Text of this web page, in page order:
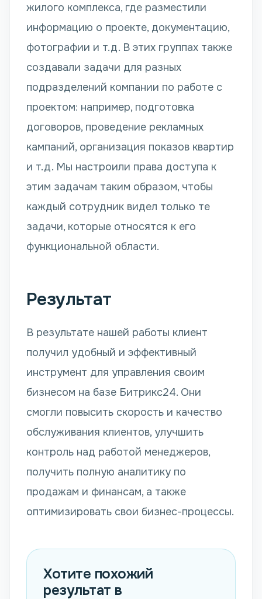
жилого комплекса, где разместили
информацию о проекте, документацию,
фотографии и т.д. В этих группах также
создавали задачи для разных
подразделений компании по работе с
проектом: например, подготовка
договоров, проведение рекламных
кампаний, организация показов квартир
и т.д. Мы настроили права доступа к
этим задачам таким образом, чтобы
каждый сотрудник видел только те
задачи, которые относятся к его
функциональной области.
Результат
В результате нашей работы клиент
получил удобный и эффективный
инструмент для управления своим
бизнесом на базе Битрикс24. Они
смогли повысить скорость и качество
обслуживания клиентов, улучшить
контроль над работой менеджеров,
получить полную аналитику по
продажам и финансам, а также
оптимизировать свои бизнес-процессы.
Хотите похожий
результат в